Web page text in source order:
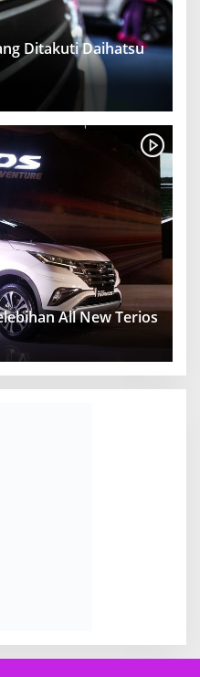
Ditakuti Daihatsu
All New Terios